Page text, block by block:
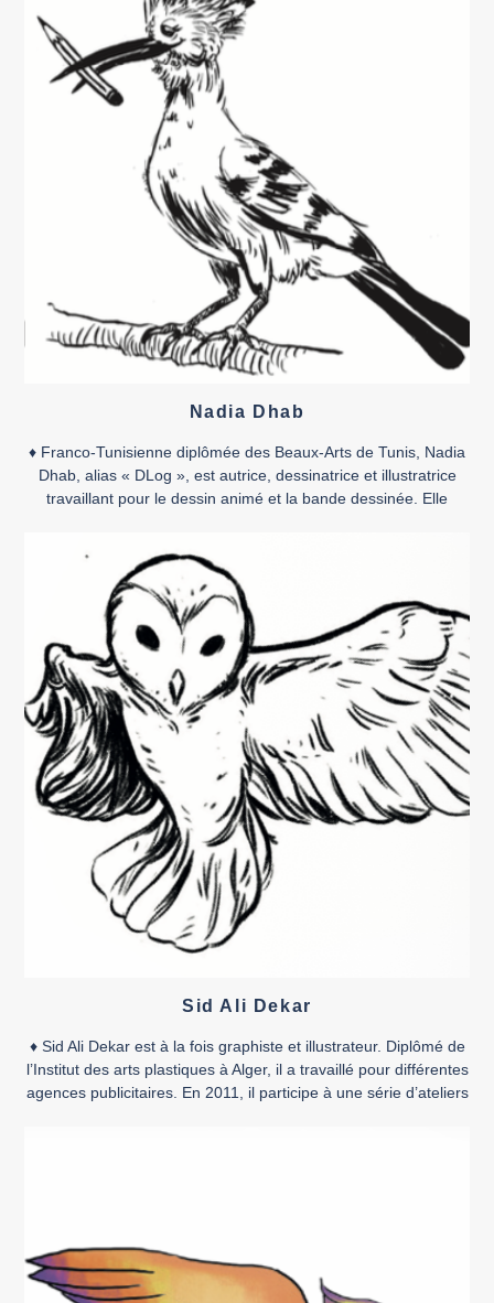
Nadia Dhab
♦ Franco-Tunisienne diplômée des Beaux-Arts de Tunis, Nadia
Dhab, alias « DLog », est autrice, dessinatrice et illustratrice
travaillant pour le dessin animé et la bande dessinée. Elle
d’argent, et encore moins de manger, car elle se […]
Sid Ali Dekar
♦ Sid Ali Dekar est à la fois graphiste et illustrateur. Diplômé de
l’Institut des arts plastiques à Alger, il a travaillé pour différentes
agences publicitaires. En 2011, il participe à une série d’ateliers